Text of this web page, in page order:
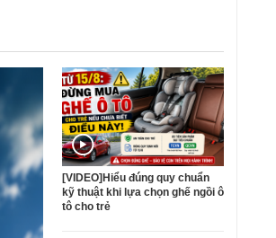
[VIDEO]Hiểu đúng quy chuẩn
kỹ thuật khi lựa chọn ghế ngồi ô
tô cho trẻ